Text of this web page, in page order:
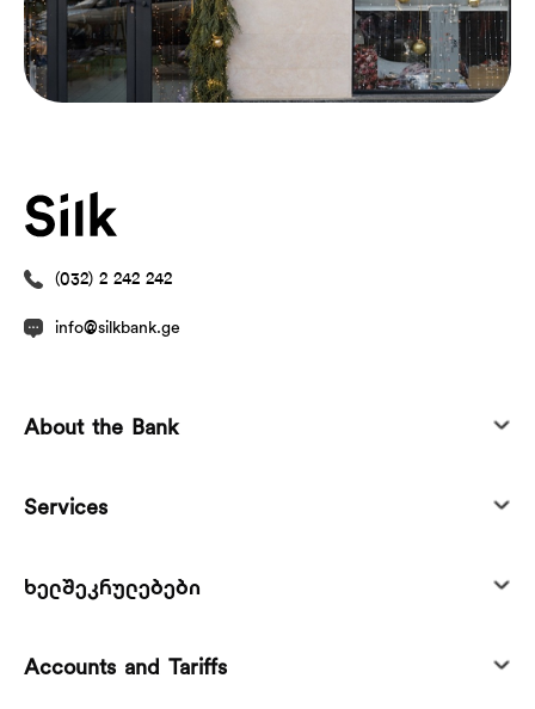
(032) 2 242 242
info@silkbank.ge
About the Bank
Services
ხელშეკრულებები
Accounts and Tariffs